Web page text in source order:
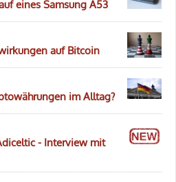
eines Samsung A53
auf Bitcoin
im Alltag?
- Interview mit